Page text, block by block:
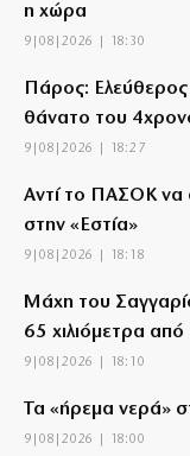
η χώρα
9|08|2026 | 18:30
Πάρος: Ελεύθερος
θάνατο του
9|08|2026 | 18:27
Αντί το ΠΑΣΟΚ να
στην «Εστία»
9|08|2026 | 18:18
Μάχη του
65 χιλιόμετρα
9|08|2026 | 18:10
Τα «ήρεμα νερά»
9|08|2026 | 18:00